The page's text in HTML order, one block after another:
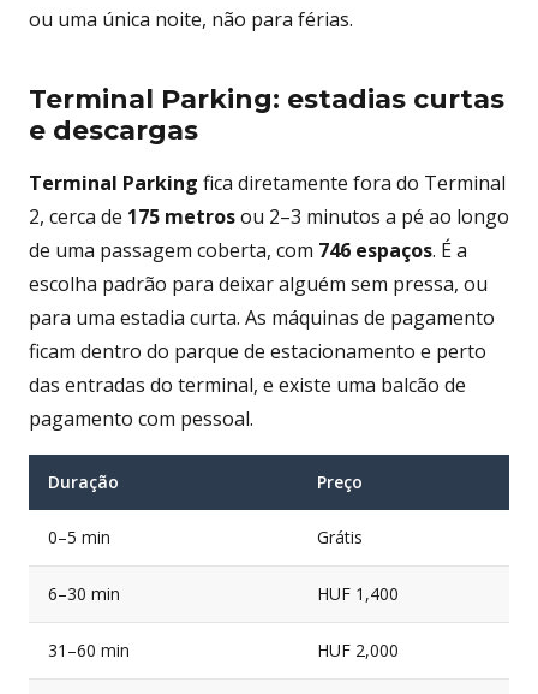
ou uma única noite, não para férias.
Terminal Parking: estadias curtas
e descargas
Terminal Parking fica diretamente fora do Terminal
2, cerca de 175 metrosou 2–3 minutos a pé ao longo
de uma passagem coberta, com 746 espaços. É a
escolha padrão para deixar alguém sem pressa, ou
para uma estadia curta. As máquinas de pagamento
ficam dentro do parque de estacionamento e perto
das entradas do terminal, e existe uma balcão de
pagamento com pessoal.
Duração Preço
0–5 min Grátis
6–30 min HUF 1,400
31–60 min HUF 2,000